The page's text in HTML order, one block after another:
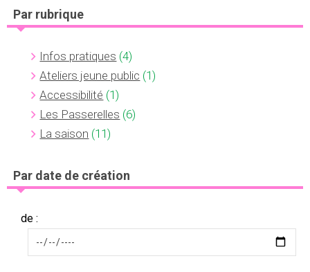
Par rubrique
Infos pratiques (4)
Ateliers jeune public (1)
Accessibilité (1)
Les Passerelles (6)
La saison (11)
Par date de création
de :